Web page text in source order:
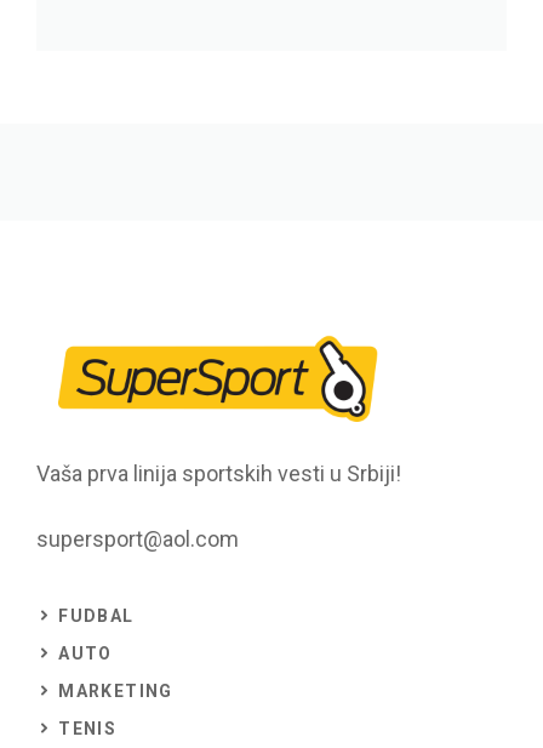
Vaša prva linija sportskih vesti u Srbiji!
supersport@aol.com
FUDBAL
AUTO
MARKETING
TENIS